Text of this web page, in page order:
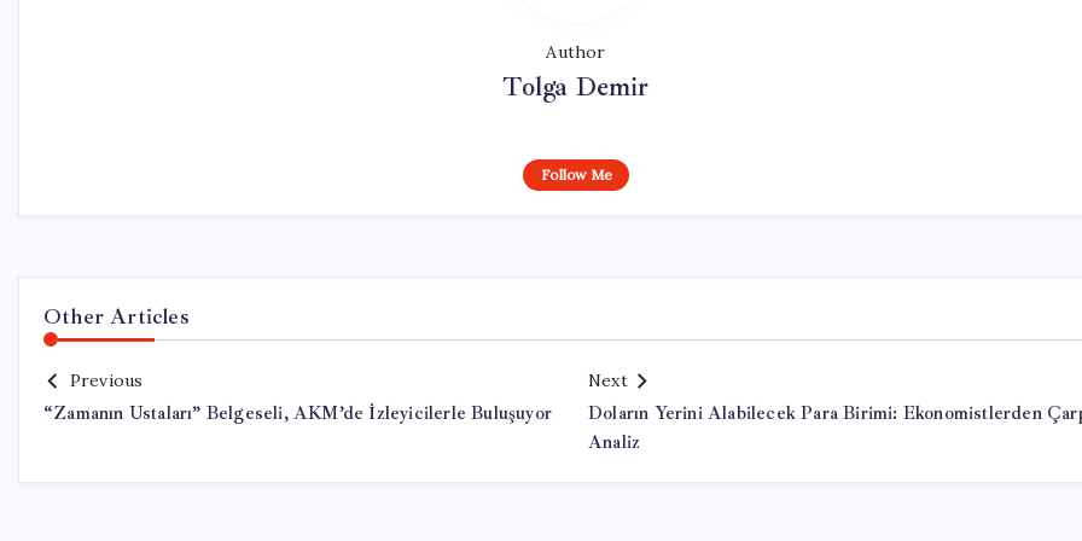
Author
Tolga Demir
Follow Me
Other Articles
Previous
“Zamanın Ustaları” Belgeseli, AKM’de İzleyicilerle Buluşuyor
Next
Doların Yerini Alabilecek Para Birimi: Ekonomistlerden
Analiz